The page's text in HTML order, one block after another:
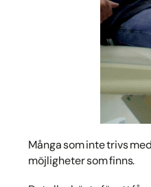
Många som inte trivs
möjligheter som finns.